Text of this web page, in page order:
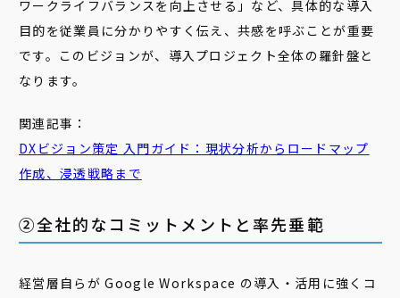
ワークライフバランスを向上させる」など、具体的な導入
目的を従業員に分かりやすく伝え、共感を呼ぶことが重要
です。このビジョンが、導入プロジェクト全体の羅針盤と
なります。
関連記事：
DX ビジョン策定 入門ガイド：現状分析からロードマップ
作成、浸透戦略まで
②全社的なコミットメントと率先垂範
経営層自らが Google Workspace の導入・活用に強くコ